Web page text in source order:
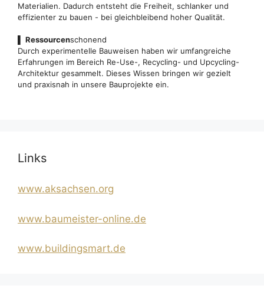
Materialien. Dadurch entsteht die Freiheit, schlanker und
effizienter zu bauen - bei gleichbleibend hoher Qualität.
Ressourcenschonend
Durch experimentelle Bauweisen haben wir umfangreiche
Erfahrungen im Bereich Re-Use-, Recycling- und Upcycling-
Architektur gesammelt. Dieses Wissen bringen wir gezielt
und praxisnah in unsere Bauprojekte ein.
Links
www.aksachsen.org
www.baumeister-online.de
www.buildingsmart.de